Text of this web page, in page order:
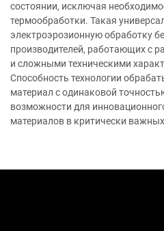
состоянии, исключая
термообработки. Такая
электроэрозионную обработку
производителей, работающих с
и сложными техническими
Способность технологии
материал с одинаковой
возможности для
материалов в критически